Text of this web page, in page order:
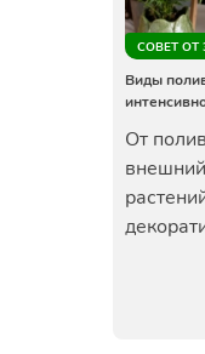
СОВЕТ ОТ
Виды
От